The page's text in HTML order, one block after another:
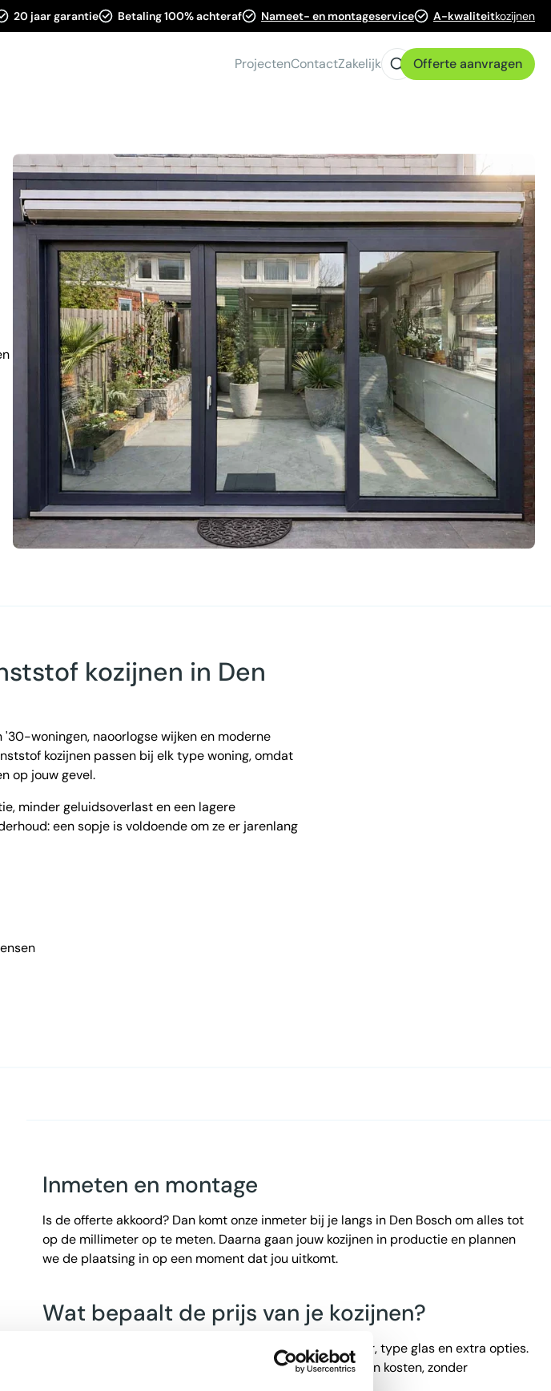
20 jaar garantie Betaling 100% achteraf Nameet- en montageservice A-kwaliteitkozijnen
ProjectenContactZakelijk Offerte aanvragen
kozijnen in Den
woningen, naoorlogse wijken en moderne
kozijnen passen bij elk type woning, omdat
op jouw gevel.
minder geluidsoverlast en een lagere
een sopje is voldoende om ze er jarenlang
Inmeten en montage
Is de offerte akkoord? Dan komt onze inmeter bij je langs in Den Bosch om alles tot
op de millimeter op te meten. Daarna gaan jouw kozijnen in productie en plannen
we de plaatsing in op een moment dat jou uitkomt.
Wat bepaalt de prijs van je kozijnen?
De prijs hangt af van jouw keuzes, zoals afmetingen, kleur, type glas en extra opties.
In de configurator zie je direct wat jouw kunststof kozijnen kosten, zonder